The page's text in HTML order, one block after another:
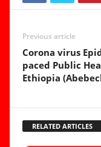
Previous article
Corona virus
paced Public
Ethiopia
RELATED ARTICLES